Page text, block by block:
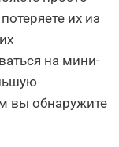
их из
на мини-
вы обнаружите